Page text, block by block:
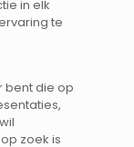
in elk
te
bent die op
zoek is